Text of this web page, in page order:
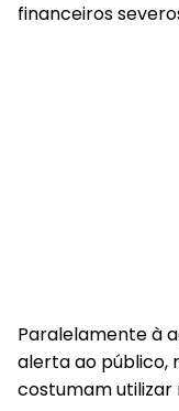
financeiros
Paralelamente à
alerta ao público,
costumam utilizar